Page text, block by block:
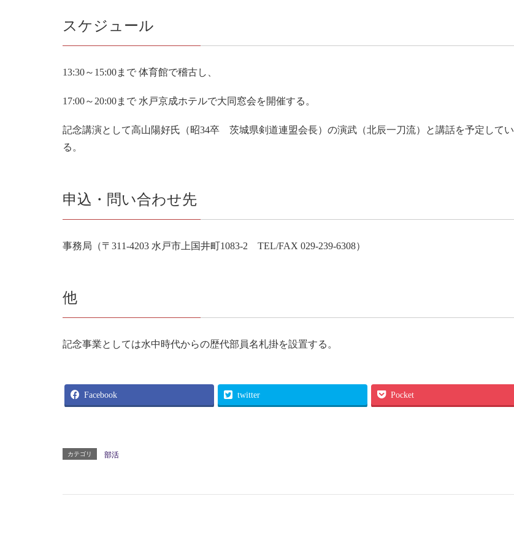
スケジュール
13:30～15:00まで 体育館で稽古し、
17:00～20:00まで 水戸京成ホテルで大同窓会を開催する。
記念講演として高山陽好氏（昭34卒 茨城県剣道連盟会長）の演武（北辰一刀流）と講話を予定してい
る。
申込・問い合わせ先
事務局（〒311-4203 水戸市上国井町1083-2 TEL/FAX 029-239-6308）
他
記念事業としては水中時代からの歴代部員名札掛を設置する。
Facebook twitter Pocket
カテゴリ 部活